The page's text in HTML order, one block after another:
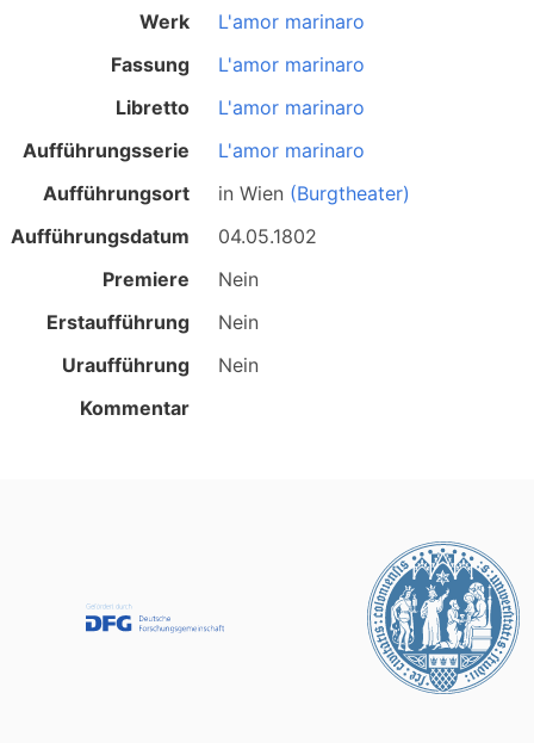
Werk
L'amor marinaro
Fassung
L'amor marinaro
Libretto
L'amor marinaro
Aufführungsserie
L'amor marinaro
Aufführungsort
inWien (Burgtheater)
Aufführungsdatum
04.05.1802
Premiere
Nein
Erstaufführung
Nein
Uraufführung
Nein
Kommentar